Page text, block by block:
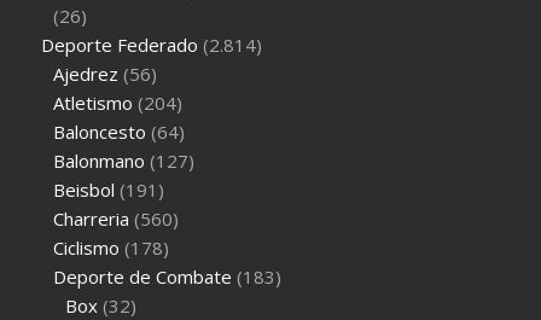
(26)
Deporte Federado (2.814)
Ajedrez (56)
Atletismo (204)
Baloncesto (64)
Balonmano (127)
Beisbol (191)
Charreria (560)
Ciclismo (178)
Deporte de Combate (183)
Box (32)